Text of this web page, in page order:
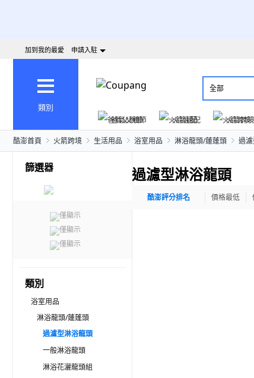
加到我的最愛 申請入駐
類別
全部
爸氣父親節 火箭速配 火箭跨境
酷澎首頁 火箭跨境 生活用品 浴室用品 淋浴龍頭/蓮蓬頭 過
篩選器
僅顯示
僅顯示
僅顯示
類別
浴室用品
淋浴龍頭/蓮蓬頭
過濾型淋浴龍頭
一般淋浴龍頭
淋浴花灑龍頭組
過濾型淋浴龍頭
酷澎評分排名 價格最低